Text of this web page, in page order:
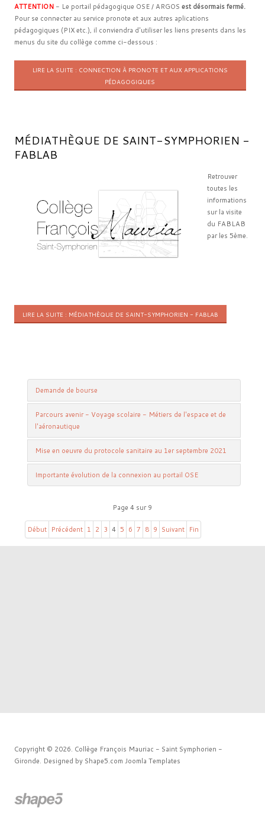
ATTENTION- Le portail pédagogique OSE / ARGOS est désormais fermé.
Pour se connecter au service pronote et aux autres aplications
pédagogiques (PIX etc.), il conviendra d'utiliser les liens presents dans les
menus du site du collège comme ci-dessous :
LIRE LA SUITE : CONNECTION À PRONOTE ET AUX APPLICATIONS
PÉDAGOGIQUES
MÉDIATHÈQUE DE SAINT-SYMPHORIEN -
FABLAB
Retrouver
toutes les
informations
sur la visite
du FABLAB
par les 5ème.
LIRE LA SUITE : MÉDIATHÈQUE DE SAINT-SYMPHORIEN - FABLAB
Demande de bourse
Parcours avenir - Voyage scolaire - Métiers de l'espace et de
l'aéronautique
Mise en oeuvre du protocole sanitaire au 1er septembre 2021
Importante évolution de la connexion au portail OSE
Page 4 sur 9
Début Précédent 1 2 3 4 5 6 7 8 9 Suivant Fin
Copyright © 2026. Collège François Mauriac - Saint Symphorien -
Gironde. Designed by Shape5.com Joomla Templates